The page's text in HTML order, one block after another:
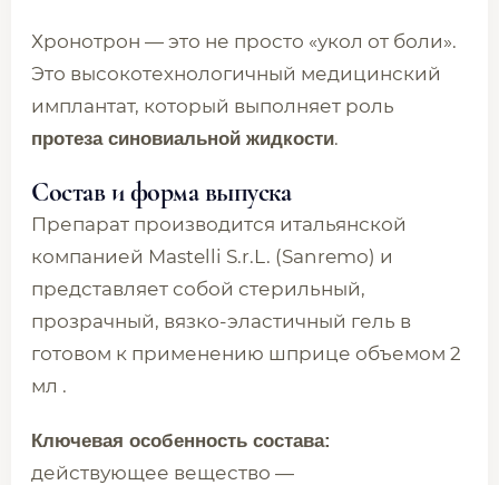
Хронотрон — это не просто «укол от боли».
Это высокотехнологичный медицинский
имплантат, который выполняет роль
протеза синовиальной жидкости.
Состав и форма выпуска
Препарат производится итальянской
компанией Mastelli S.r.L. (Sanremo) и
представляет собой стерильный,
прозрачный, вязко-эластичный гель в
готовом к применению шприце объемом 2
мл .
Ключевая особенность состава:
действующее вещество —